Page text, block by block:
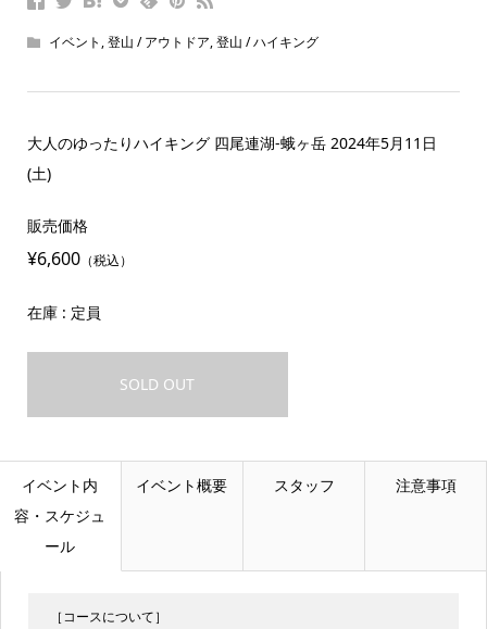
イベント ,登山 / アウトドア,登山 / ハイキング
大人のゆったりハイキング 四尾連湖-蛾ヶ岳 2024年5月11日
(土)
販売価格
¥6,600（税込）
在庫 : 定員
SOLD OUT
イベント内
容・スケジュ
ール
イベント概要 スタッフ 注意事項
［コースについて］